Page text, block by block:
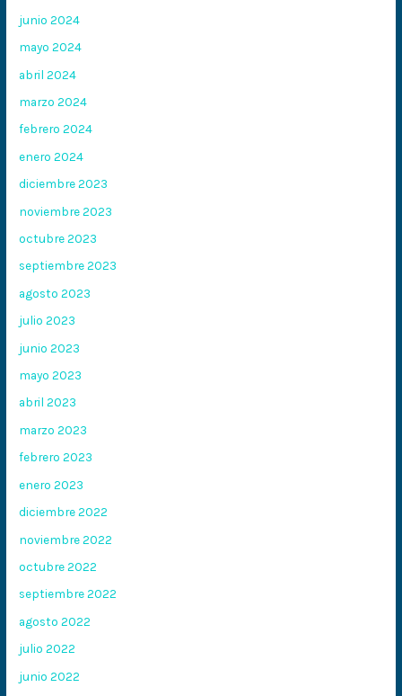
junio 2024
mayo 2024
abril 2024
marzo 2024
febrero 2024
enero 2024
diciembre 2023
noviembre 2023
octubre 2023
septiembre 2023
agosto 2023
julio 2023
junio 2023
mayo 2023
abril 2023
marzo 2023
febrero 2023
enero 2023
diciembre 2022
noviembre 2022
octubre 2022
septiembre 2022
agosto 2022
julio 2022
junio 2022